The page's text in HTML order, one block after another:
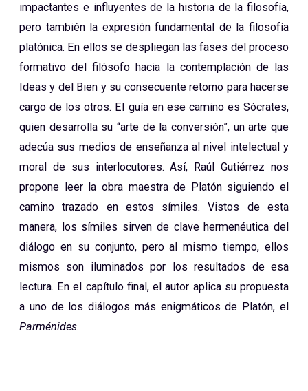
impactantes e influyentes de la historia de la filosofía,
pero también la expresión fundamental de la filosofía
platónica. En ellos se despliegan las fases del proceso
formativo del filósofo hacia la contemplación de las
Ideas y del Bien y su consecuente retorno para hacerse
cargo de los otros. El guía en ese camino es Sócrates,
quien desarrolla su “arte de la conversión”, un arte que
adecúa sus medios de enseñanza al nivel intelectual y
moral de sus interlocutores. Así, Raúl Gutiérrez nos
propone leer la obra maestra de Platón siguiendo el
camino trazado en estos símiles. Vistos de esta
manera, los símiles sirven de clave hermenéutica del
diálogo en su conjunto, pero al mismo tiempo, ellos
mismos son iluminados por los resultados de esa
lectura. En el capítulo final, el autor aplica su propuesta
a uno de los diálogos más enigmáticos de Platón, el
Parménides.